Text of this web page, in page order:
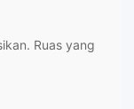
Ruas yang